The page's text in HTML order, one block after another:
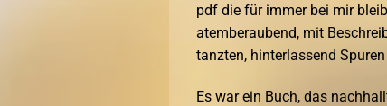
pdf die für immer bei mir
atemberaubend, mit
tanzten, hinterlassend
Es war ein Buch, das